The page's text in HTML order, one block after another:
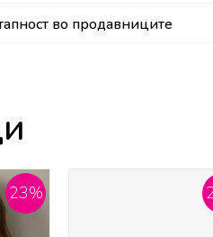
во продавниците
23%